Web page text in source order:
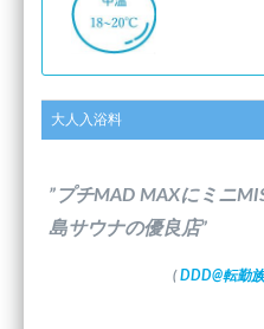
大人入浴料
”プチMAD MAXにミニ
島サウナの優良店”
( DDD@転勤